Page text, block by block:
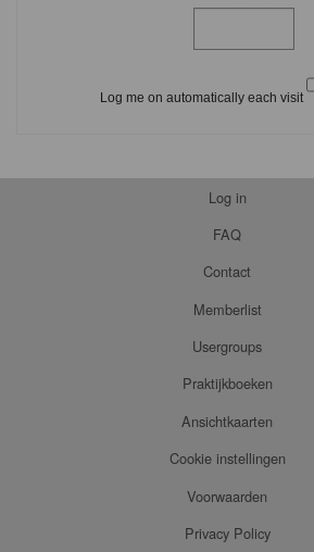
Log me on automatically each visit
Log in
FAQ
Contact
Memberlist
Usergroups
Praktijkboeken
Ansichtkaarten
Cookie instellingen
Voorwaarden
Privacy Policy